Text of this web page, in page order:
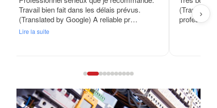
Travail bien fait dans les délais prévus.
(Translated by Google) A reliable pr…
Lire la suite
›